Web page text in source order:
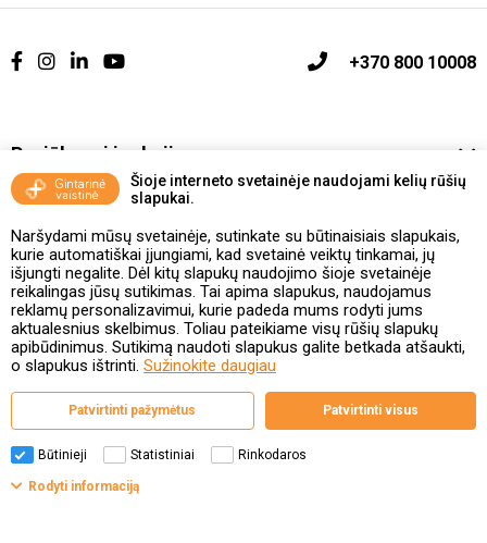
Šioje interneto svetainėje naudojami kelių rūšių
slapukai.
Naršydami mūsų svetainėje, sutinkate su būtinaisiais slapukais,
kurie automatiškai įjungiami, kad svetainė veiktų tinkamai, jų
išjungti negalite. Dėl kitų slapukų naudojimo šioje svetainėje
reikalingas jūsų sutikimas. Tai apima slapukus, naudojamus
reklamų personalizavimui, kurie padeda mums rodyti jums
aktualesnius skelbimus. Toliau pateikiame visų rūšių slapukų
apibūdinimus. Sutikimą naudoti slapukus galite betkada atšaukti,
o slapukus ištrinti. Sužinokite daugiau
Patvirtinti pažymėtus Patvirtinti visus
Būtinieji Statistiniai Rinkodaros
Rodyti informaciją
+370 800 10008
Pasiūlymai ir akcijos
Vakcinavimo tvarka ir taisyklės
Kontaktai ir Karjera
Taisyklės ir politika
Valstybinė vaistų kontrolės tarnyba
prie Lietuvos Respublikos sveikatos apsaugos ministerijos
Studentų g. 45A, 08107 Vilnius | +370 5 263 9264
www.vvkt.lt | vvkt@vvkt.lt